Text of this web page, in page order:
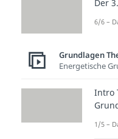
Der
6/6 –
Grundlagen
Energetische
Intro
1/5 –